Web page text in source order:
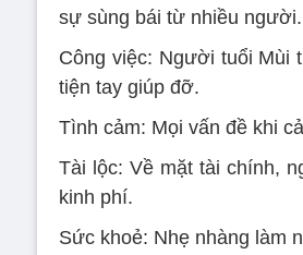
sự sùng bái từ nhiều người.
Công việc: Người tuổi Mùi
tiện tay giúp đỡ.
Tình cảm: Mọi vấn đề khi
Tài lộc: Về mặt tài chính,
kinh phí.
Sức khoẻ: Nhẹ nhàng làm